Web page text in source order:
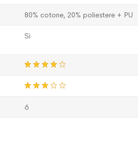
80% cotone, 20% poliestere + PU
Sì
6